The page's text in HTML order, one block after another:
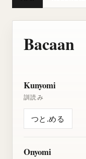
Bacaan
Kunyomi
訓読み
つと.める
Onyomi